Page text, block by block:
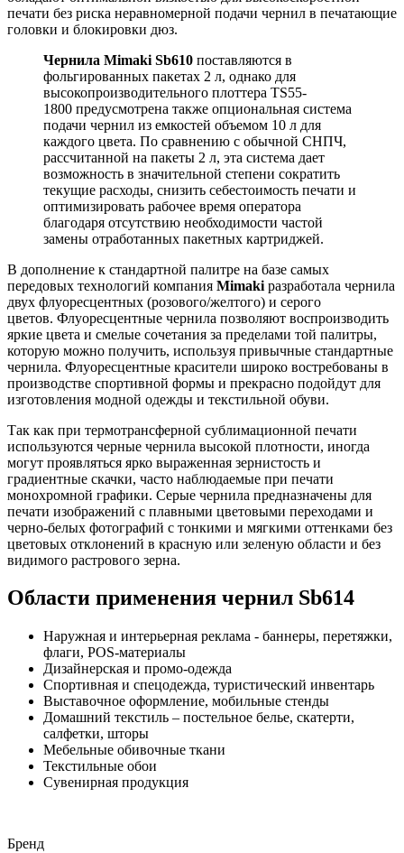
печати без риска неравномерной подачи чернил в печатающие
головки и блокировки дюз.
Чернила Mimaki Sb610 поставляются в
фольгированных пакетах 2 л, однако для
высокопроизводительного плоттера TS55-
1800 предусмотрена также опциональная система
подачи чернил из емкостей объемом 10 л для
каждого цвета. По сравнению с обычной СНПЧ,
рассчитанной на пакеты 2 л, эта система дает
возможность в значительной степени сократить
текущие расходы, снизить себестоимость печати и
оптимизировать рабочее время оператора
благодаря отсутствию необходимости частой
замены отработанных пакетных картриджей.
В дополнение к стандартной палитре на базе самых
передовых технологий компания Mimaki разработала чернила
двух флуоресцентных (розового/желтого) и серого
цветов. Флуоресцентные чернила позволяют воспроизводить
яркие цвета и смелые сочетания за пределами той палитры,
которую можно получить, используя привычные стандартные
чернила. Флуоресцентные красители широко востребованы в
производстве спортивной формы и прекрасно подойдут для
изготовления модной одежды и текстильной обуви.
Так как при термотрансферной сублимационной печати
используются черные чернила высокой плотности, иногда
могут проявляться ярко выраженная зернистость и
градиентные скачки, часто наблюдаемые при печати
монохромной графики. Серые чернила предназначены для
печати изображений с плавными цветовыми переходами и
черно-белых фотографий с тонкими и мягкими оттенками без
цветовых отклонений в красную или зеленую области и без
видимого растрового зерна.
Области применения чернил Sb614
Наружная и интерьерная реклама - баннеры, перетяжки,
флаги, POS-материалы
Дизайнерская и промо-одежда
Спортивная и спецодежда, туристический инвентарь
Выставочное оформление, мобильные стенды
Домашний текстиль – постельное белье, скатерти,
салфетки, шторы
Мебельные обивочные ткани
Текстильные обои
Сувенирная продукция
Бренд